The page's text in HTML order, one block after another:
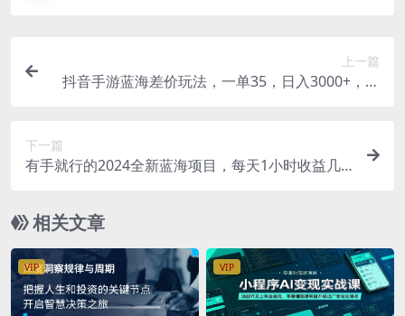
上一篇
抖音手游蓝海差价玩法，一单35，日入3000+，一
下一篇
有手就行的2024全新蓝海项目，每天1小时收益几
相关文章
VIP VIP